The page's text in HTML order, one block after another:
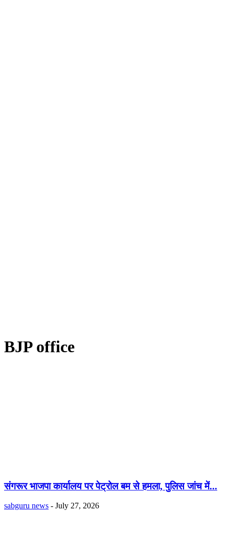
BJP office
संगरूर भाजपा कार्यालय पर पेट्रोल बम से हमला, पुलिस जांच में...
sabguru news - July 27, 2026